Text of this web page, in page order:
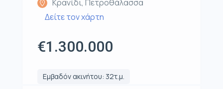
Κρανίδι, Πετροθάλασσα
Δείτε τον χάρτη
€1.300.000
Εμβαδόν ακινήτου: 32τ.μ.